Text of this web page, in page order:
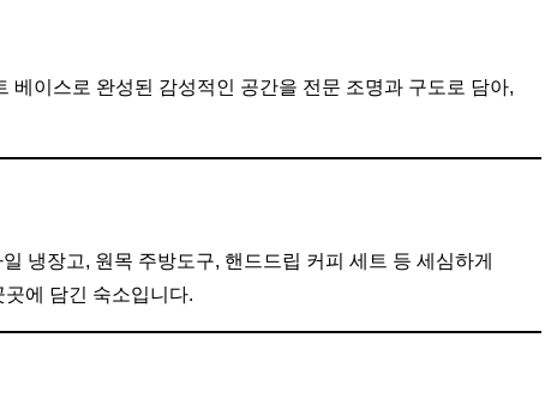
이스로 완성된 감성적인 공간을 전문 조명과 구도로 담아,
냉장고, 원목 주방도구, 핸드드립 커피 세트 등 세심하게
에 담긴 숙소입니다.